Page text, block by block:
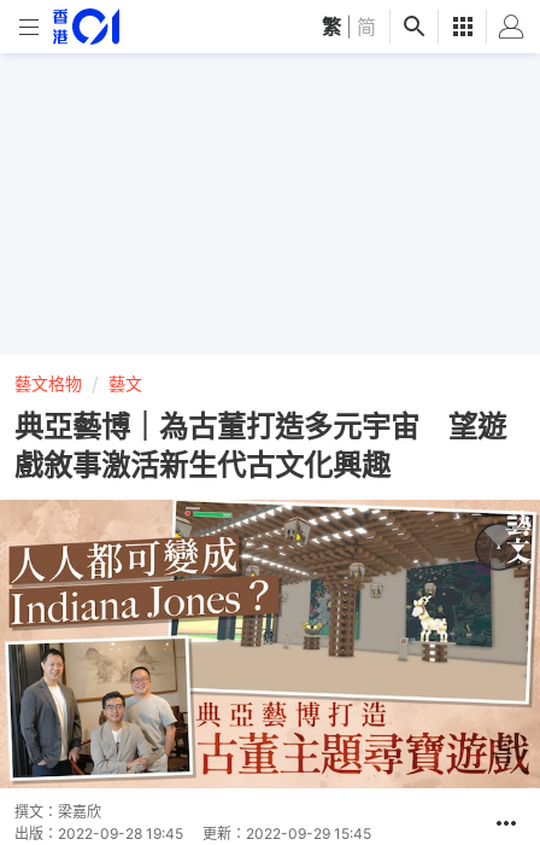
繁 简
藝文格物 藝文
典亞藝博｜為古董打造多元宇宙 望遊
戲敘事激活新生代古文化興趣
撰文： 梁嘉欣
出版： 2022-09-28 19:45 更新： 2022-09-29 15:45